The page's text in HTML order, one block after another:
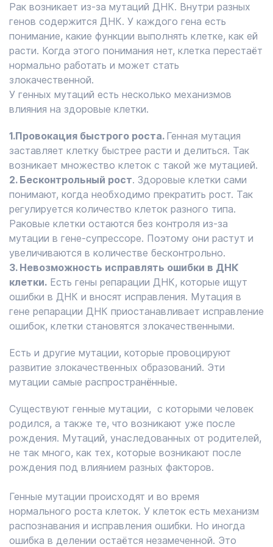
Рак возникает из-за мутаций ДНК. Внутри разных
генов содержится ДНК. У каждого гена есть
понимание, какие функции выполнять клетке, как ей
расти. Когда этого понимания нет, клетка перестаёт
нормально работать и может стать
злокачественной.
У генных мутаций есть несколько механизмов
влияния на здоровые клетки.
1.Провокация быстрого роста. Генная мутация
заставляет клетку быстрее расти и делиться. Так
возникает множество клеток с такой же мутацией.
2. Бесконтрольный рост. Здоровые клетки сами
понимают, когда необходимо прекратить рост. Так
регулируется количество клеток разного типа.
Раковые клетки остаются без контроля из-за
мутации в гене-супрессоре. Поэтому они растут и
увеличиваются в количестве бесконтрольно.
3. Невозможность исправлять ошибки в ДНК
клетки. Есть гены репарации ДНК, которые ищут
ошибки в ДНК и вносят исправления. Мутация в
гене репарации ДНК приостанавливает исправление
ошибок, клетки становятся злокачественными.
Есть и другие мутации, которые провоцируют
развитие злокачественных образований. Эти
мутации самые распространённые.
Существуют генные мутации, с которыми человек
родился, а также те, что возникают уже после
рождения. Мутаций, унаследованных от родителей,
не так много, как тех, которые возникают после
рождения под влиянием разных факторов.
Генные мутации происходят и во время
нормального роста клеток. У клеток есть механизм
распознавания и исправления ошибки. Но иногда
ошибка в делении остаётся незамеченной. Это